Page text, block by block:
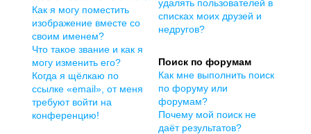
Как я могу поместить
изображение вместе со
своим именем?
Что такое звание и как я
могу изменить его?
Когда я щёлкаю по
ссылке «email», от меня
требуют войти на
конференцию!
удалять пользователей в
списках моих друзей и
недругов?
Поиск по форумам
Как мне выполнить поиск
по форуму или
форумам?
Почему мой поиск не
даёт результатов?